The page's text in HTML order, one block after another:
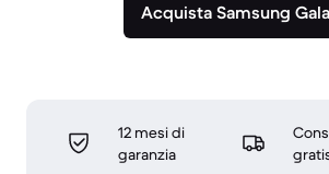
Acquista Samsung
12 mesi di
garanzia